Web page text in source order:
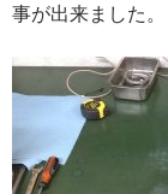
事が出来ました。